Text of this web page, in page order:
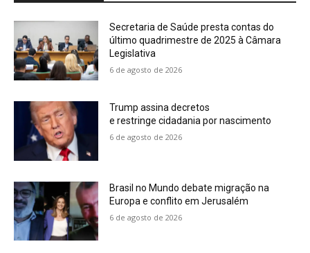
Secretaria de Saúde presta contas do
último quadrimestre de 2025 à Câmara
Legislativa
6 de agosto de 2026
Trump assina decretos
e restringe cidadania por nascimento
6 de agosto de 2026
Brasil no Mundo debate migração na
Europa e conflito em Jerusalém
6 de agosto de 2026